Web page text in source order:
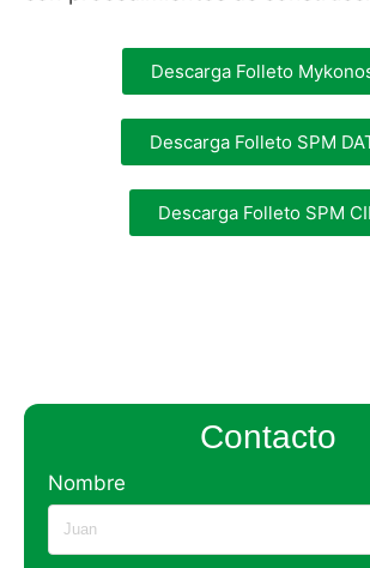
Descarga Folleto
Descarga Folleto SPM
Descarga Folleto SPM
Contacto
Nombre